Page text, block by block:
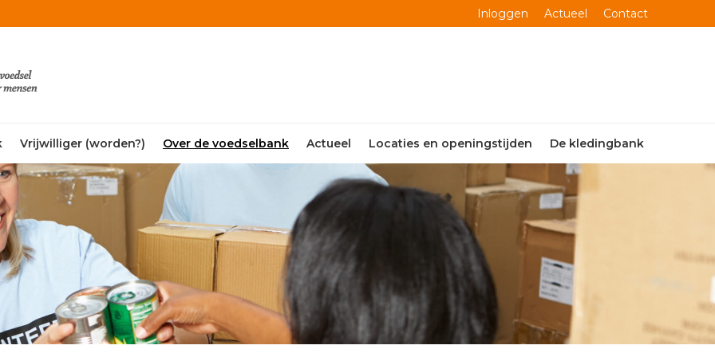
Inloggen Actueel Contact
Vrijwilliger (worden?) Over de voedselbank Actueel Locaties en openingstijden De kledingbank